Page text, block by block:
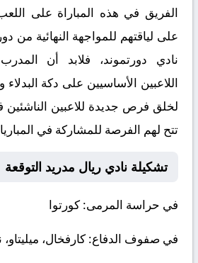
الفريق في هذه المباراة على
على لياقتهم للمواجهة النهائية من
نادي دورتموند، فلابد أن
اللاعبين الأساسيين على دكة البدلاء
لخلق فرص جديدة للاعبين الناشئين
تتح لهم الفرصة للمشاركة في
تشكيلة نادي ريال مدريد التوقعة
في حراسة المرمى: كورتوا
في صفوف الدفاع: كارفخال، ميليتاو،